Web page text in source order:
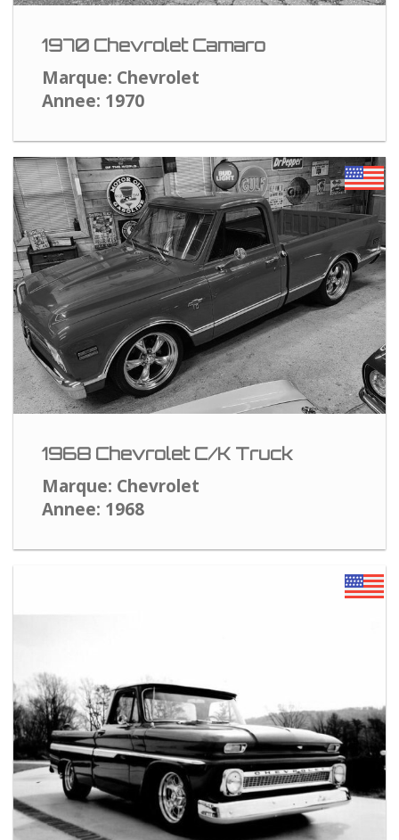
1970 Chevrolet Camaro
Marque: Chevrolet
Annee: 1970
1968 Chevrolet C/K Truck
Marque: Chevrolet
Annee: 1968